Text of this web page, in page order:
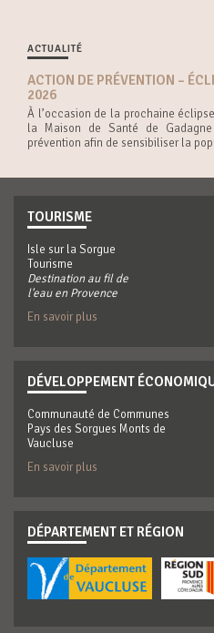
ACTUALITÉ
ACTION DE PRÉVENTION –
2026
À l’occasion de la prochaine
la Maison de Santé de
prévention afin de sensibiliser la
TOURISME
Isle sur la Sorgue
Tourisme
Destination au fil de
l'eau en Provence
En savoir plus
DÉVELOPPEMENT
Communauté de Communes
Pays des Sorgues Monts de
Vaucluse
En savoir plus
DÉPARTEMENT ET RÉGION